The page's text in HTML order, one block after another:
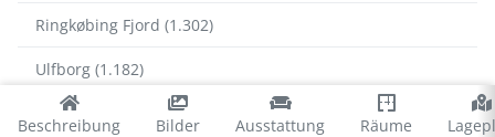
Beschreibung Bilder Ausstattung Räume
Ringkøbing Fjord (1.302)
Ulfborg (1.182)
Vejers (734)